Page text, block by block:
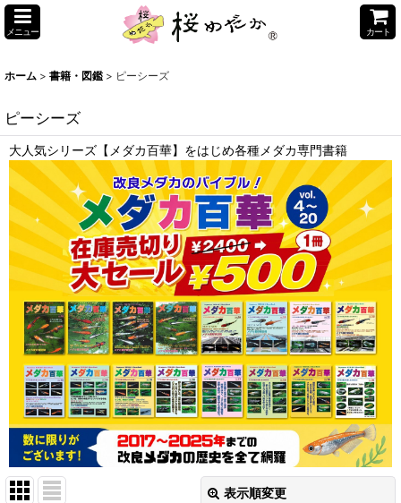
メニュー カート
ホーム > 書籍・図鑑 > ピーシーズ
ピーシーズ
大人気シリーズ【メダカ百華】をはじめ各種メダカ専門書籍
表示順変更